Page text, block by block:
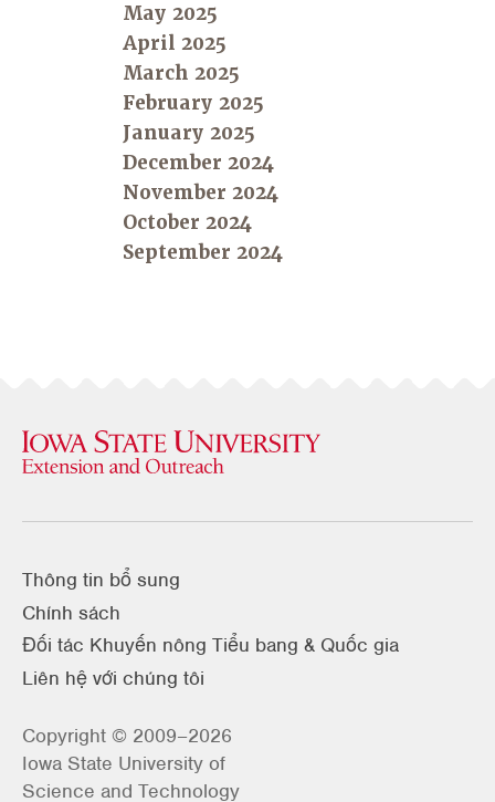
May 2025
April 2025
March 2025
February 2025
January 2025
December 2024
November 2024
October 2024
September 2024
Thông tin bổ sung
Chính sách
Đối tác Khuyến nông Tiểu bang & Quốc gia
Liên hệ với chúng tôi
Copyright © 2009–2026
Iowa State University of
Science and Technology